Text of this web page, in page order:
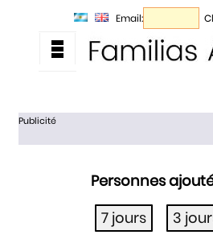
Email:
Publicité
Personnes